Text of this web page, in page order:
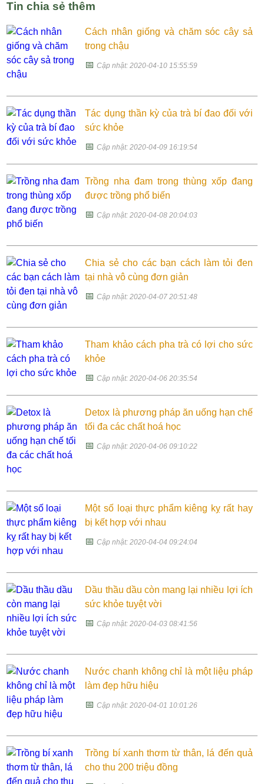
Tin chia sẻ thêm
Cách nhân giống và chăm sóc cây sả
trong chậu
📅Cập nhật: 2020-04-10 15:55:59
Tác dụng thần kỳ của trà bí đao đối với
sức khỏe
📅Cập nhật: 2020-04-09 16:19:54
Trồng nha đam trong thùng xốp đang
được trồng phổ biến
📅Cập nhật: 2020-04-08 20:04:03
Chia sẻ cho các bạn cách làm tỏi đen
tại nhà vô cùng đơn giản
📅Cập nhật: 2020-04-07 20:51:48
Tham khảo cách pha trà có lợi cho sức
khỏe
📅Cập nhật: 2020-04-06 20:35:54
Detox là phương pháp ăn uống hạn chế
tối đa các chất hoá học
📅Cập nhật: 2020-04-06 09:10:22
Một số loại thực phẩm kiêng kỵ rất hay
bị kết hợp với nhau
📅Cập nhật: 2020-04-04 09:24:04
Dầu thầu dầu còn mang lại nhiều lợi ích
sức khỏe tuyệt vời
📅Cập nhật: 2020-04-03 08:41:56
Nước chanh không chỉ là một liệu pháp
làm đẹp hữu hiệu
📅Cập nhật: 2020-04-01 10:01:26
Trồng bí xanh thơm từ thân, lá đến quả
cho thu 200 triệu đồng